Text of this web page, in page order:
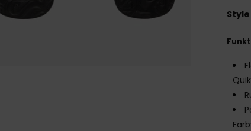
Style